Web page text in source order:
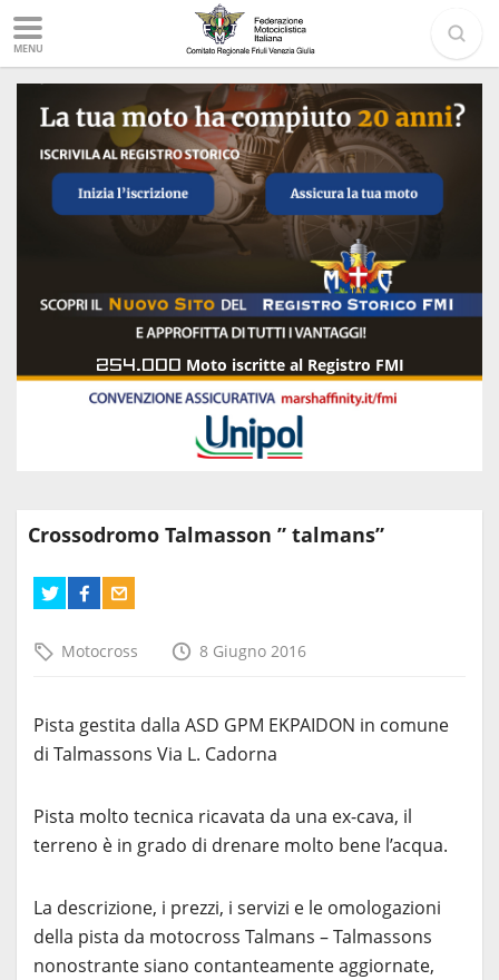
MENU
254.000 Moto iscritte al Registro FMI
Crossodromo Talmasson ” talmans”
Motocross 8 Giugno 2016
Pista gestita dalla ASD GPM EKPAIDON in comune
di Talmassons Via L. Cadorna
Pista molto tecnica ricavata da una ex-cava, il
terreno è in grado di drenare molto bene l’acqua.
La descrizione, i prezzi, i servizi e le omologazioni
della pista da motocross Talmans – Talmassons
nonostrante siano contanteamente aggiornate,